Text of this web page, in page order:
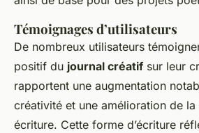
Témoignages d’utilisateurs
De nombreux utilisateurs
positif du journal créatif sur leur
rapportent une augmentation
créativité et une amélioration de
écriture. Cette forme d’écriture